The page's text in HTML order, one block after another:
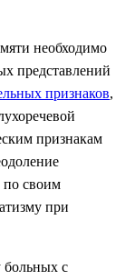
необходимо
представлений
признаков,
признакам
по своим
при
больных с